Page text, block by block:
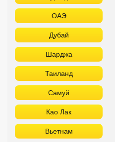
ОАЭ
Дубай
Шарджа
Таиланд
Самуй
Као Лак
Вьетнам